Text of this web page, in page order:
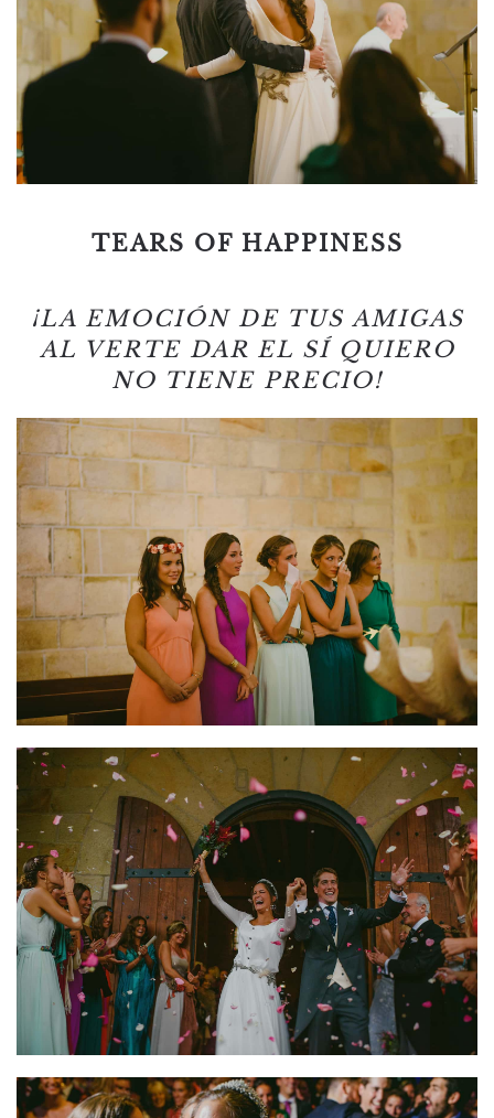
TEARS OF HAPPINESS
¡LA EMOCIÓN DE TUS AMIGAS
AL VERTE DAR EL SÍ QUIERO
NO TIENE PRECIO!